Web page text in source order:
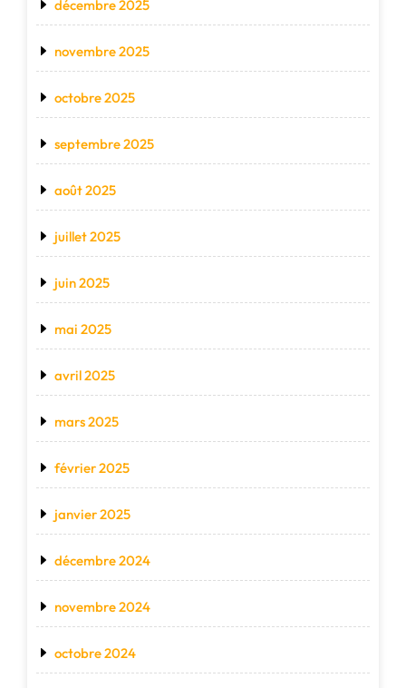
décembre 2025
novembre 2025
octobre 2025
septembre 2025
août 2025
juillet 2025
juin 2025
mai 2025
avril 2025
mars 2025
février 2025
janvier 2025
décembre 2024
novembre 2024
octobre 2024